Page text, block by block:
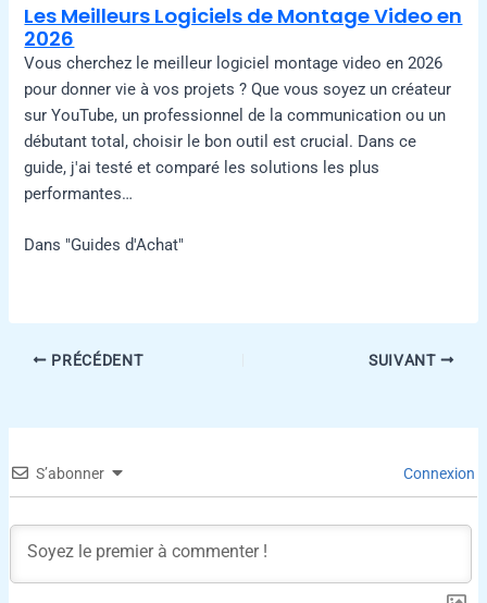
Les Meilleurs Logiciels de Montage Video en
2026
Vous cherchez le meilleur logiciel montage video en 2026
pour donner vie à vos projets ? Que vous soyez un créateur
sur YouTube, un professionnel de la communication ou un
débutant total, choisir le bon outil est crucial. Dans ce
guide, j'ai testé et comparé les solutions les plus
performantes…
Dans "Guides d'Achat"
PRÉCÉDENT SUIVANT
S’abonner Connexion